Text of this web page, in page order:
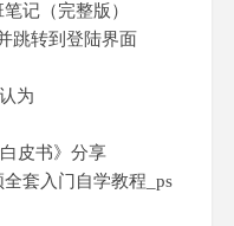
记（完整版）
跳转到登陆界面
为
皮书》分享
全套入门自学教程_ps